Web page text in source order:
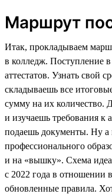
Маршрут
Итак, прокладываем
в колледж. Поступление
аттестатов. Узнать свой
складываешь все
сумму на их количество.
и изучаешь требования к
подаешь документы. Ну а
профессионального
и на «вышку». Схема
с 2022 года в отношении
обновленные правила.